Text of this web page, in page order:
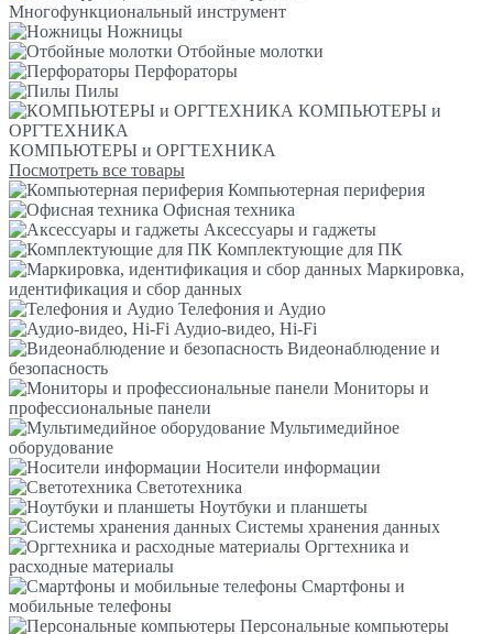
Многофункциональный инструмент
Ножницы
Отбойные молотки
Перфораторы
Пилы
КОМПЬЮТЕРЫ и
ОРГТЕХНИКА
КОМПЬЮТЕРЫ и ОРГТЕХНИКА
Посмотреть все товары
Компьютерная периферия
Офисная техника
Аксессуары и гаджеты
Комплектующие для ПК
Маркировка,
идентификация и сбор данных
Телефония и Аудио
Аудио-видео, Hi-Fi
Видеонаблюдение и
безопасность
Мониторы и
профессиональные панели
Мультимедийное
оборудование
Носители информации
Светотехника
Ноутбуки и планшеты
Системы хранения данных
Оргтехника и
расходные материалы
Смартфоны и
мобильные телефоны
Персональные компьютеры